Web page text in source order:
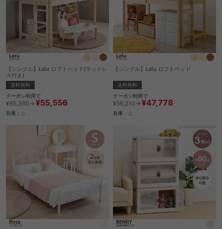
【シングル】Lelu ロフトベッド(マットレ
ス付き)
送料無料
クーポン利用で
¥65,360→ ¥55,556
在庫：△
【シングル】Lelu ロフトベッド
送料無料
クーポン利用で
¥56,210→ ¥47,778
在庫：△